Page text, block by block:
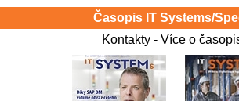
Časopis IT Systems/
Kontakty - Více o